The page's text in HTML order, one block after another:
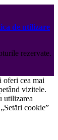
de utilizare
rezervate.
oferi cea mai
vizitele.
utilizarea
cookie”